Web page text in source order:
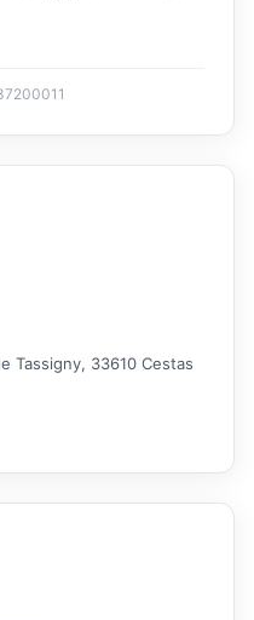
Tassigny, 33610 Cestas